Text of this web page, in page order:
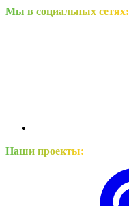
Мы в социальных сетях:
Наши проекты: